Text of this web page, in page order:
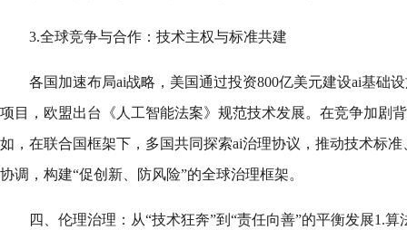
3.全球竞争与合作：技术主权与标准共建
各国加速布局ai战略，美国通过投资800亿美元建设ai基础
项目，欧盟出台《人工智能法案》规范技术发展。在竞争加剧
如，在联合国框架下，多国共同探索ai治理协议，推动技术标
协调，构建“促创新、防风险”的全球治理框架。
四、伦理治理：从“技术狂奔”到“责任向善”的平衡发展1.